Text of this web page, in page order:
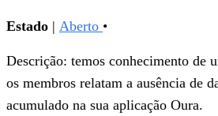
Estado | Aberto •
Descrição: temos conhecimento de
os membros relatam a ausência de
acumulado na sua aplicação Oura.